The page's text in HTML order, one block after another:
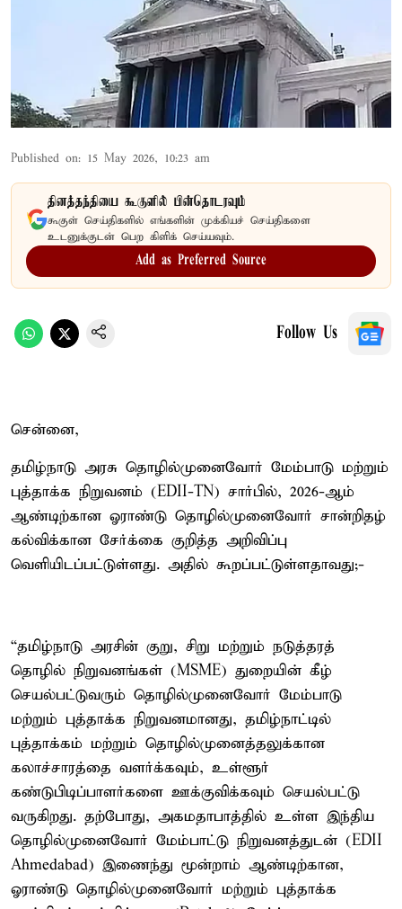
Published on: 15 May 2026, 10:23 am
தினத்தந்தியை கூகுளில் பின்தொடரவும்
கூகுள் செய்திகளில் எங்களின் முக்கியச் செய்திகளை
உடனுக்குடன் பெற கிளிக் செய்யவும்.
Add as Preferred Source
Follow Us
சென்னை,
தமிழ்நாடு அரசு தொழில்முனைவோர் மேம்பாடு மற்றும்
புத்தாக்க நிறுவனம் (EDII-TN) சார்பில், 2026-ஆம்
ஆண்டிற்கான ஓராண்டு தொழில்முனைவோர் சான்றிதழ்
கல்விக்கான சேர்க்கை குறித்த அறிவிப்பு
வெளியிடப்பட்டுள்ளது. அதில் கூறப்பட்டுள்ளதாவது;-
“தமிழ்நாடு அரசின் குறு, சிறு மற்றும் நடுத்தரத்
தொழில் நிறுவனங்கள் (MSME) துறையின் கீழ்
செயல்பட்டுவரும் தொழில்முனைவோர் மேம்பாடு
மற்றும் புத்தாக்க நிறுவனமானது, தமிழ்நாட்டில்
புத்தாக்கம் மற்றும் தொழில்முனைத்தலுக்கான
கலாச்சாரத்தை வளர்க்கவும், உள்ளூர்
கண்டுபிடிப்பாளர்களை ஊக்குவிக்கவும் செயல்பட்டு
வருகிறது. தற்போது, அகமதாபாத்தில் உள்ள இந்திய
தொழில்முனைவோர் மேம்பாட்டு நிறுவனத்துடன் (EDII
Ahmedabad) இணைந்து மூன்றாம் ஆண்டிற்கான,
ஓராண்டு தொழில்முனைவோர் மற்றும் புத்தாக்க